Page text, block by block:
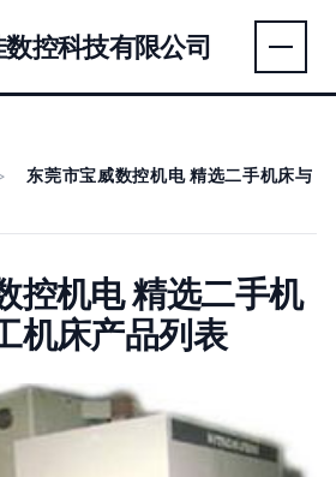
控科技有限公司
东莞市宝威数控机电 精选二手机床与
控机电 精选二手机
机床产品列表